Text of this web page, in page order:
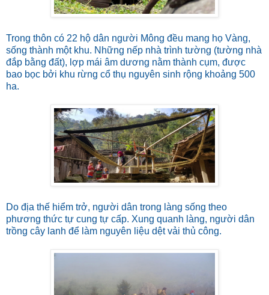
Trong thôn có 22 hộ dân người Mông đều mang họ Vàng,
sống thành một khu. Những nếp nhà trình tường (tường nhà
đắp bằng đất), lợp mái âm dương nằm thành cụm, được
bao bọc bởi khu rừng cổ thụ nguyên sinh rộng khoảng 500
ha.
Do địa thế hiểm trở, người dân trong làng sống theo
phương thức tự cung tự cấp. Xung quanh làng, người dân
trồng cây lanh để làm nguyên liệu dệt vải thủ công.